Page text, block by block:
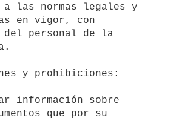
en vigor, con
y prohibiciones:
información sobre
que por su